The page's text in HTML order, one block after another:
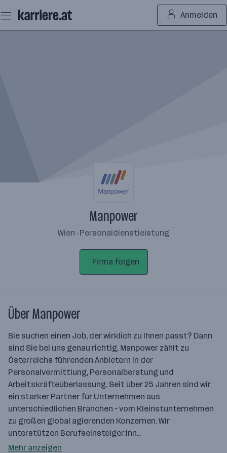
Seiteninhalt
springen
Anmelden
Manpower
Wien · Personaldienstleistung
Firma folgen
Über Manpower
Sie suchen einen Job, der wirklich zu Ihnen passt? Dann
sind Sie bei uns genau richtig. Manpower zählt zu
Österreichs führenden Anbietern in der
Personalvermittlung, Personalberatung und
Arbeitskräfteüberlassung. Seit über 25 Jahren sind wir
ein starker Partner für Unternehmen aus
unterschiedlichen Branchen – vom Kleinstunternehmen
zu großen global agierenden Konzernen. Wir
unterstützen Berufseinsteiger:inn…
Mehr anzeigen